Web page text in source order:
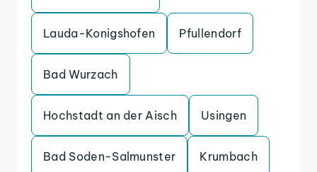
Lauda-Konigshofen Pfullendorf
Bad Wurzach
Hochstadt an der Aisch Usingen
Bad Soden-Salmunster Krumbach